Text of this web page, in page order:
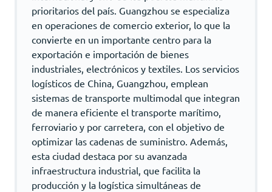
prioritarios del país. Guangzhou se especializa
en operaciones de comercio exterior, lo que la
convierte en un importante centro para la
exportación e importación de bienes
industriales, electrónicos y textiles. Los servicios
logísticos de China, Guangzhou, emplean
sistemas de transporte multimodal que integran
de manera eficiente el transporte marítimo,
ferroviario y por carretera, con el objetivo de
optimizar las cadenas de suministro. Además,
esta ciudad destaca por su avanzada
infraestructura industrial, que facilita la
producción y la logística simultáneas de